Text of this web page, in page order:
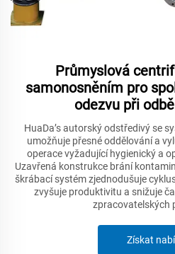
Průmyslová
samonosněním pro
odezvu při
HuaDa’s autorský odstředivý se
umožňuje přesné oddělování a
operace vyžadující hygienický a
Uzavřená konstrukce brání
škrábací systém zjednodušuje
zvyšuje produktivitu a snižuje
zpracovatelských
Získat